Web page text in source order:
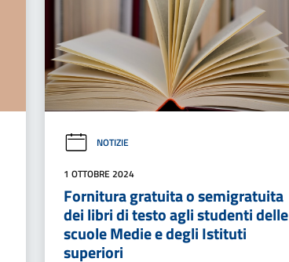
NOTIZIE
1 OTTOBRE 2024
Fornitura gratuita o semigratuita
dei libri di testo agli studenti delle
scuole Medie e degli Istituti
superiori